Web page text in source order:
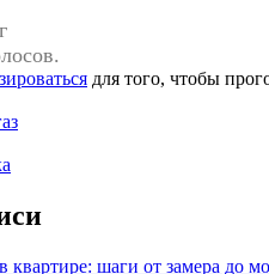
для того, чтобы
квартире: шаги от замера до